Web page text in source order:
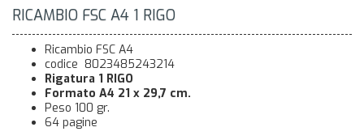
RICAMBIO FSC A4 1 RIGO
Ricambio FSC A4
codice 8023485243214
Rigatura 1 RIGO
Formato A4 21 x 29,7 cm.
Peso 100 gr.
64 pagine